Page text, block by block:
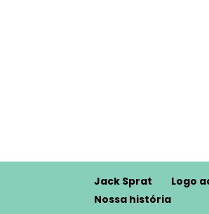
Jack Sprat Logo
Nossa história